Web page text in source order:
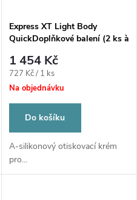
Express XT Light Body
QuickDoplňkové balení (2 ks à
kanyla žlutá)
1 454 Kč
Měrná
cena:
727 Kč / 1 ks
Na objednávku
Do košíku
A-silikonový otiskovací krém
pro...